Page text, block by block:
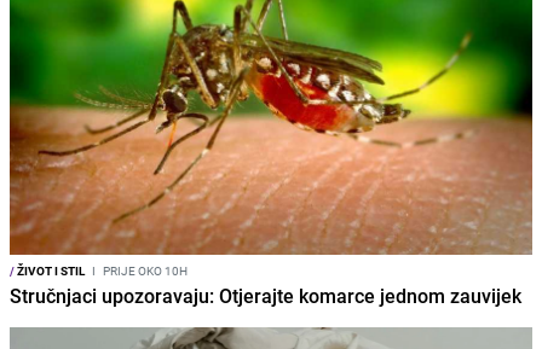
/ŽIVOT I STIL I PRIJE OKO 10H
Stručnjaci upozoravaju: Otjerajte komarce jednom zauvijek